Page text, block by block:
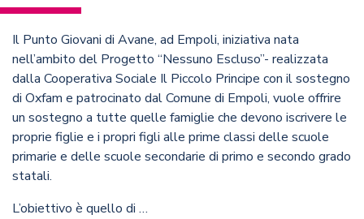
Il Punto Giovani di Avane, ad Empoli, iniziativa nata
nell’ambito del Progetto “Nessuno Escluso”- realizzata
dalla Cooperativa Sociale Il Piccolo Principe con il sostegno
di Oxfam e patrocinato dal Comune di Empoli, vuole offrire
un sostegno a tutte quelle famiglie che devono iscrivere le
proprie figlie e i propri figli alle prime classi delle scuole
primarie e delle scuole secondarie di primo e secondo grado
statali.
L’obiettivo è quello di …